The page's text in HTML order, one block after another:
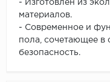
- Изготовлен из
материалов.
- Современное и
пола, сочетающее в
безопасность.